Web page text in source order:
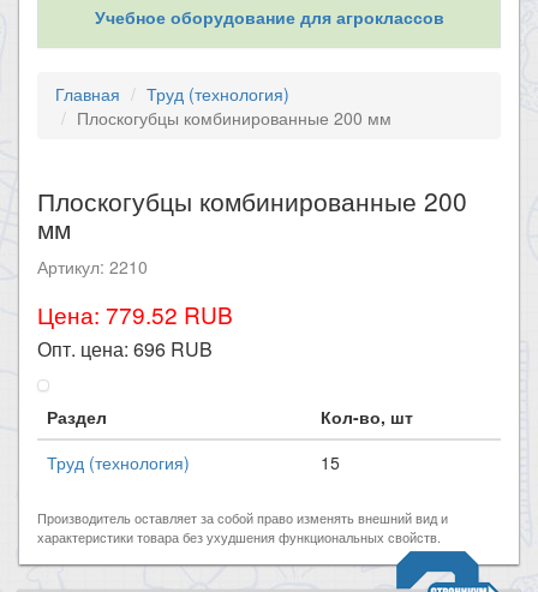
Учебное оборудование для агроклассов
Главная
Труд (технология)
Плоскогубцы комбинированные 200 мм
Плоскогубцы комбинированные 200
мм
Артикул: 2210
Цена: 779.52 RUB
Опт. цена: 696 RUB
Раздел
Кол-во, шт
Труд (технология)
15
Производитель оставляет за собой право изменять внешний вид и
характеристики товара без ухудшения функциональных свойств.